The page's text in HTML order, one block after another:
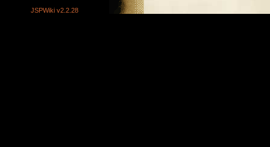
JSPWiki v2.2.28